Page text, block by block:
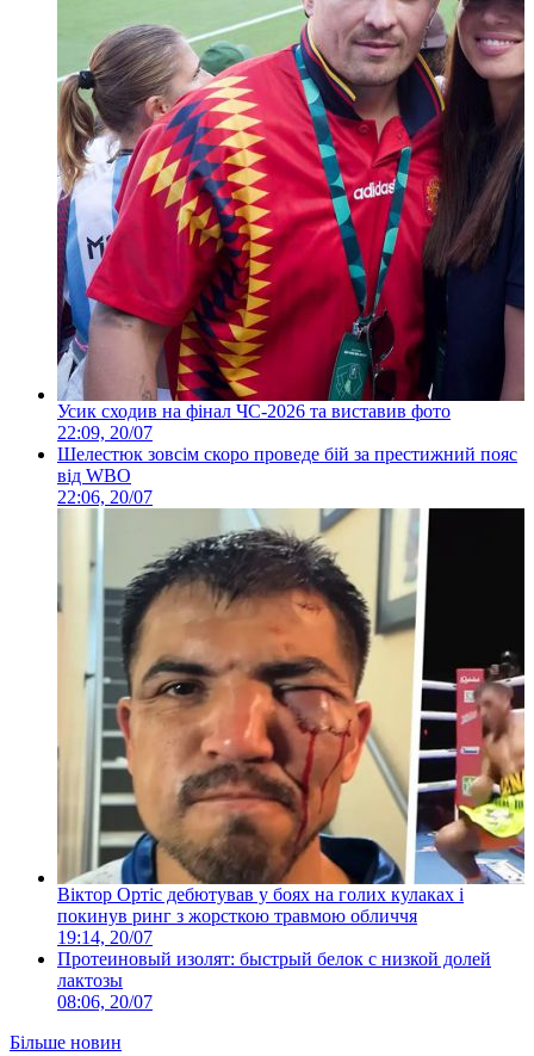
Усик сходив на фінал ЧС-2026 та виставив фото
22:09, 20/07
Шелестюк зовсім скоро проведе бій за престижний пояс
від WBO
22:06, 20/07
Віктор Ортіс дебютував у боях на голих кулаках і
покинув ринг з жорсткою травмою обличчя
19:14, 20/07
Протеиновый изолят: быстрый белок с низкой долей
лактозы
08:06, 20/07
Більше новин